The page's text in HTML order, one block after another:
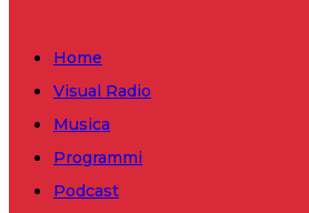
Home
Visual Radio
Musica
Programmi
Podcast